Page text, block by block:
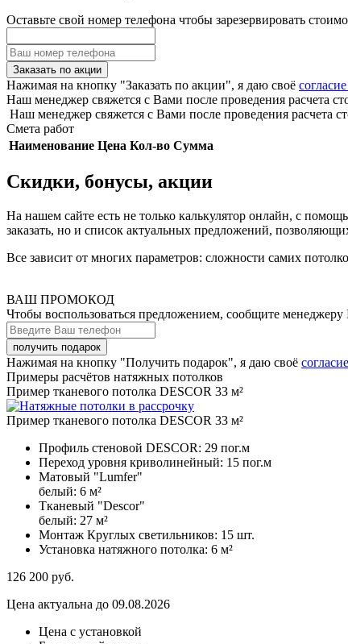
Оставьте свой номер телефона чтобы зарезервировать
Заказать по акции
Нажимая на кнопку "Заказать по акции", я даю своё
Наш менеджер свяжется с Вами после проведения расчета
Наш менеджер свяжется с Вами после проведения расчета
Смета работ
Наименование Цена Кол-во Сумма
Скидки, бонусы, акции
На нашем сайте есть не только калькулятор онлайн, с
заказать, но и список актуальных предложений,
Все зависит от многих параметров: сложности самих
ВАШ ПРОМОКОД
Чтобы воспользоваться предложением, сообщите
Нажимая на кнопку "Получить подарок", я даю своё
Примеры расчётов натяжных потолков
Пример тканевого потолка DESCOR 33 м²
Пример тканевого потолка DESCOR 33 м²
Профиль стеновой DESCOR: 29 пог.м
Переход уровня криволинейный: 15 пог.м
Матовый "Lumfer"
белый: 6 м²
Тканевый "Descor"
белый: 27 м²
Монтаж Круглых светильников: 15 шт.
Установка натяжного потолка: 6 м²
126 200 руб.
Цена актуальна до 09.08.2026
Цена с установкой